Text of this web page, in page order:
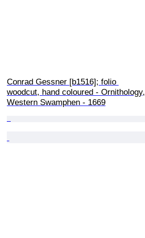
Conrad Gessner [b1516]; folio
woodcut, hand coloured - Ornithology,
Western Swamphen - 1669